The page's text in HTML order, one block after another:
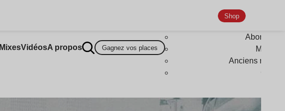
MixesVidéosA propos Gagnez vos places
Shop
Anciens